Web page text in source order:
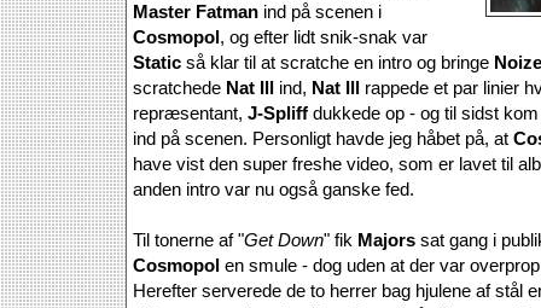
Master Fatman ind på scenen i
Cosmopol, og efter lidt snik-snak var
Static så klar til at scratche en intro og bringe Noize
scratchede Nat Ill ind, Nat Ill rappede et par linier
repræsentant, J-Spliff dukkede op - og til sidst
ind på scenen. Personligt havde jeg håbet på, at
have vist den super freshe video, som er lavet til
anden intro var nu også ganske fed.
Til tonerne af "Get Down" fik Majors sat gang i
Cosmopol en smule - dog uden at der var
Herefter serverede de to herrer bag hjulene af stål